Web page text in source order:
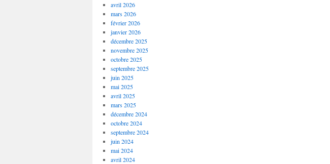
avril 2026
mars 2026
février 2026
janvier 2026
décembre 2025
novembre 2025
octobre 2025
septembre 2025
juin 2025
mai 2025
avril 2025
mars 2025
décembre 2024
octobre 2024
septembre 2024
juin 2024
mai 2024
avril 2024